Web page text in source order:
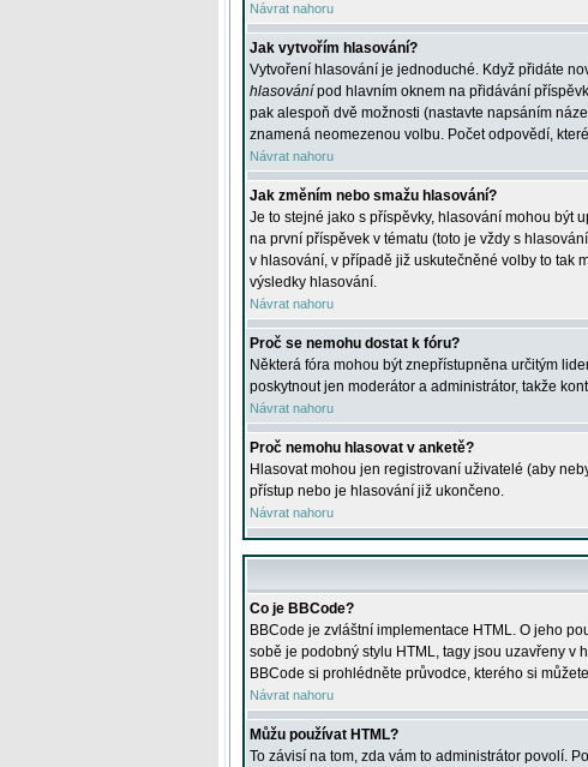
Návrat nahoru
Jak vytvořím hlasování?
Vytvoření hlasování je jednoduché. Když přidáte
hlasování pod hlavním oknem na přidávání
pak alespoň dvě možnosti (nastavte napsáním
znamená neomezenou volbu. Počet odpovědí,
Návrat nahoru
Jak změním nebo smažu hlasování?
Je to stejné jako s příspěvky, hlasování mohou být
na první příspěvek v tématu (toto je vždy s
v hlasování, v případě již uskutečněné volby to tak
výsledky hlasování.
Návrat nahoru
Proč se nemohu dostat k fóru?
Některá fóra mohou být znepřístupněna určitým
poskytnout jen moderátor a administrátor, takže
Návrat nahoru
Proč nemohu hlasovat v anketě?
Hlasovat mohou jen registrovaní uživatelé (aby
přístup nebo je hlasování již ukončeno.
Návrat nahoru
Co je BBCode?
BBCode je zvláštní implementace HTML. O jeho
sobě je podobný stylu HTML, tagy jsou uzavřeny v
BBCode si prohlédněte průvodce, kterého si
Návrat nahoru
Můžu používat HTML?
To závisí na tom, zda vám to administrátor povolí.